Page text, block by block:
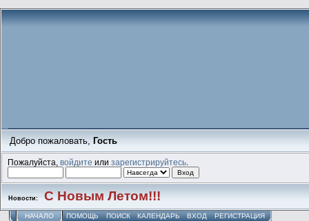
Добро пожаловать, Гость
Пожалуйста,войдите илизарегистрируйтесь
Новости: С Новым Летом!!!
НАЧАЛО ПОМОЩЬ ПОИСК КАЛЕНДАРЬ ВХОД РЕГИСТРАЦИЯ